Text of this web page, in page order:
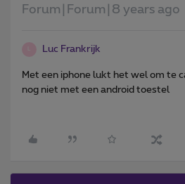
Forum|Forum|8 years ago
Luc Frankrijk
Met een iphone lukt het wel om te
nog niet met een android toestel